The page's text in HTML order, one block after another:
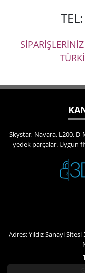
Skystar, Navara, L200,
yedek parçalar. Uygun
Adres: Yıldız Sanayi